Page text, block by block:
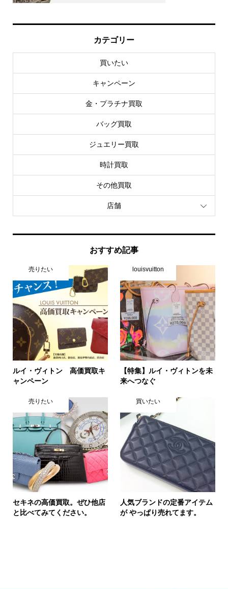
カテゴリー
買いたい
キャンペーン
金・プラチナ買取
バッグ買取
ジュエリー買取
時計買取
その他買取
店舗
おすすめ記事
売りたい
ルイ・ヴィトン 高価買取キ
ャンペーン
louisvuitton
【特集】ルイ・ヴィトンを未
来へつなぐ
売りたい
セキネの高価買取。ぜひ他店
と比べてみてください。
買いたい
人気ブランドの定番アイテム
が やっぱり売れてます。